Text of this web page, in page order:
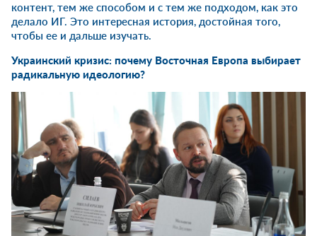
контент, тем же способом и с тем же подходом, как это
делало ИГ. Это интересная история, достойная того,
чтобы ее и дальше изучать.
Украинский кризис: почему Восточная Европа выбирает
радикальную идеологию?